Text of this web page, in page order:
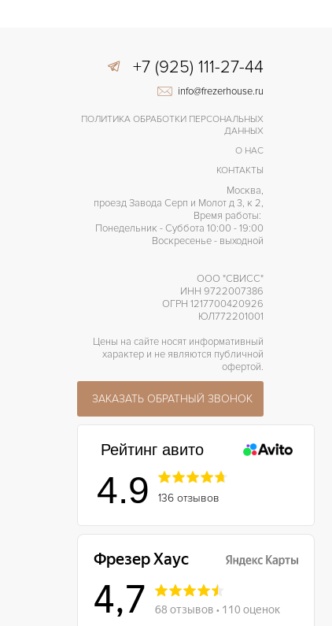
+7 (925) 111-27-44
info@frezerhouse.ru
ПОЛИТИКА ОБРАБОТКИ ПЕРСОНАЛЬНЫХ
ДАННЫХ
О НАС
КОНТАКТЫ
Москва,
проезд Завода Серп и Молот д 3, к 2,
Время работы:
Понедельник - Суббота 10:00 - 19:00
Воскресенье - выходной
ООО "СВИСС"
ИНН 9722007386
ОГРН 1217700420926
ЮЛ772201001
Цены на сайте носят информативный
характер и не являются публичной
офертой.
ЗАКАЗАТЬ ОБРАТНЫЙ ЗВОНОК
Рейтинг авито
4.9 136 отзывов